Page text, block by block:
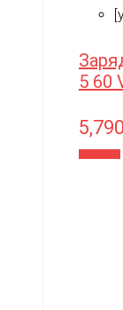
5 60
5,790